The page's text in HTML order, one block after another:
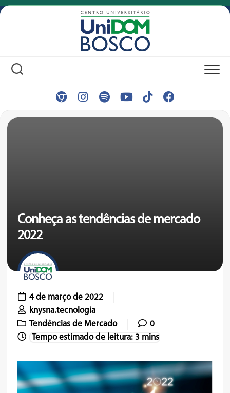
Skip
Conheça as tendências de mercado
2022
4 de março de 2022
knysna.tecnologia
Tendências de Mercado
0